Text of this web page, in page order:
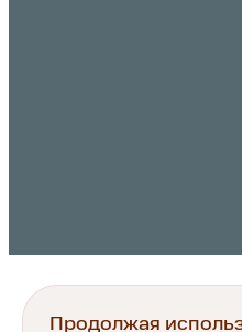
Продолжая